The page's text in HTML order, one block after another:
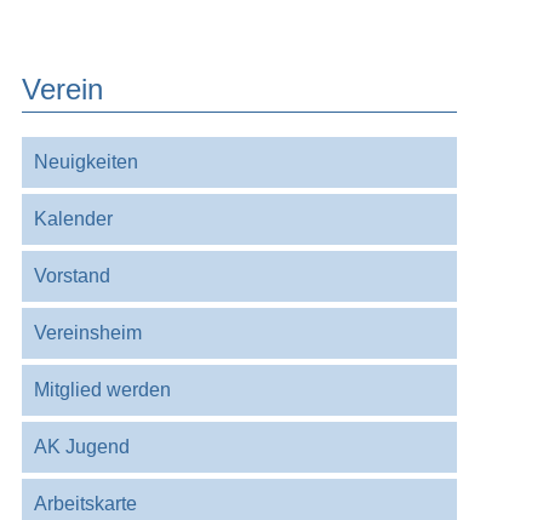
Verein
überspringen
Neuigkeiten
Kalender
Vorstand
Vereinsheim
Mitglied werden
AK Jugend
Arbeitskarte